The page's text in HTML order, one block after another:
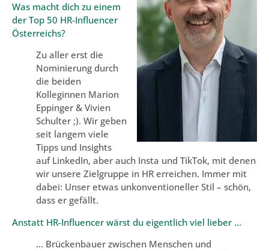
Was macht dich zu einem
der Top 50 HR-Influencer
Österreichs?
Zu aller erst die
Nominierung durch
die beiden
Kolleginnen Marion
Eppinger & Vivien
Schulter ;). Wir geben
seit langem viele
Tipps und Insights
auf LinkedIn, aber auch Insta und TikTok, mit denen
wir unsere Zielgruppe in HR erreichen. Immer mit
dabei: Unser etwas unkonventioneller Stil – schön,
dass er gefällt.
Anstatt HR-Influencer wärst du eigentlich viel lieber …
… Brückenbauer zwischen Menschen und